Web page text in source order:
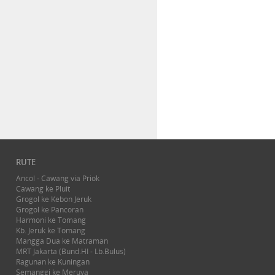
RUTE
Ancol - Cawang via Priok
Cawang ke Pluit
Grogol ke Kebon Jeruk
Grogol ke Pancoran
Harmoni ke Tomang
Kb. Jeruk ke Tomang
Mangga Dua ke Matraman
MRT Jakarta (Bund.HI - Lb.Bulus)
Ragunan ke Kuningan
Semanggi ke Meruya